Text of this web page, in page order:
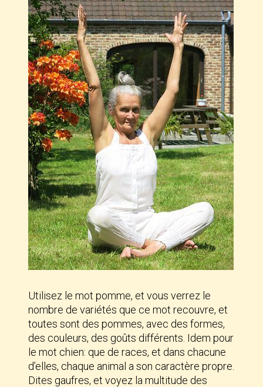
Utilisez le mot pomme, et vous verrez le
nombre de variétés que ce mot recouvre, et
toutes sont des pommes, avec des formes,
des couleurs, des goûts différents. Idem pour
le mot chien: que de races, et dans chacune
d’elles, chaque animal a son caractère propre.
Dites gaufres, et voyez la multitude des